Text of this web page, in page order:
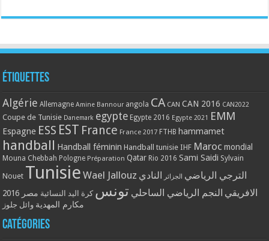
Étiquettes
Algérie Allemagne Amine Bannour angola CA CAN CAN 2016 CAN2022
Coupe de Tunisie Danemark egypte Egypte 2016 Egypte 2021 EMM
Espagne ESS EST France France 2017 FTHB hammamet
handball Handball féminin Handball tunisie IHF Maroc mondial
Mouna Chebbah Pologne Préparation Qatar Rio 2016 Sami Saidi Sylvain
Nouet Tunisie Wael Jallouz الترجي الرياضي الجزائر النادي
الافريقي النجم الرياضي الساحلي تونس كرة اليد النسائية مصر 2016
مكارم المهدية وائل جلوز
Catégories